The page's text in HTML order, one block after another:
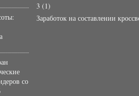
со
3 (1)
Заработок на составлении